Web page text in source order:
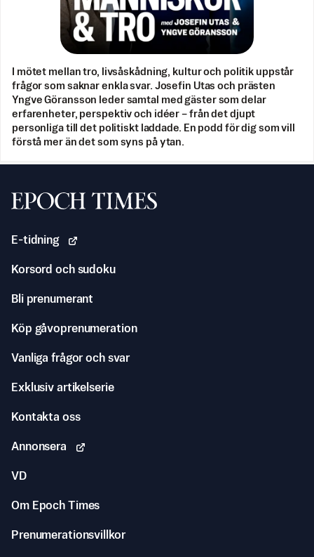
I mötet mellan tro, livsåskådning, kultur och politik uppstår
frågor som saknar enkla svar. Josefin Utas och prästen
Yngve Göransson leder samtal med gäster som delar
erfarenheter, perspektiv och idéer – från det djupt
personliga till det politiskt laddade. En podd för dig som vill
förstå mer än det som syns på ytan.
Svenska Epoch Times
E-tidning
Korsord och sudoku
Bli prenumerant
Köp gåvoprenumeration
Vanliga frågor och svar
Exklusiv artikelserie
Kontakta oss
Annonsera
VD
Om Epoch Times
Prenumerationsvillkor